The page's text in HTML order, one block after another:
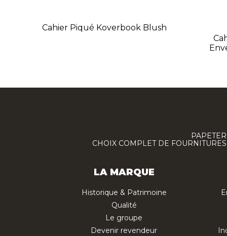
Cahier Piqué Koverbook Blush
CHOIX COMPLET DE
LA MARQUE
Historique & Patrimoine
Qualité
Le groupe
Devenir revendeur